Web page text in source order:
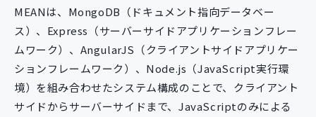
MEANは、MongoDB（ドキュメント指向データベー
ス）、Express（サーバーサイドアプリケーションフレー
ムワーク）、AngularJS（クライアントサイドアプリケー
ションフレームワーク）、Node.js（JavaScript実行環
境）を組み合わせたシステム構成のことで、クライアント
サイドからサーバーサイドまで、JavaScriptのみによる